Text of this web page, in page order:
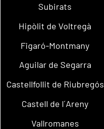
Subirats
Hipòlit de Voltregà
Figaró-Montmany
Aguilar de Segarra
Castellfollit de Riubregós
Castell de l´Areny
Vallromanes